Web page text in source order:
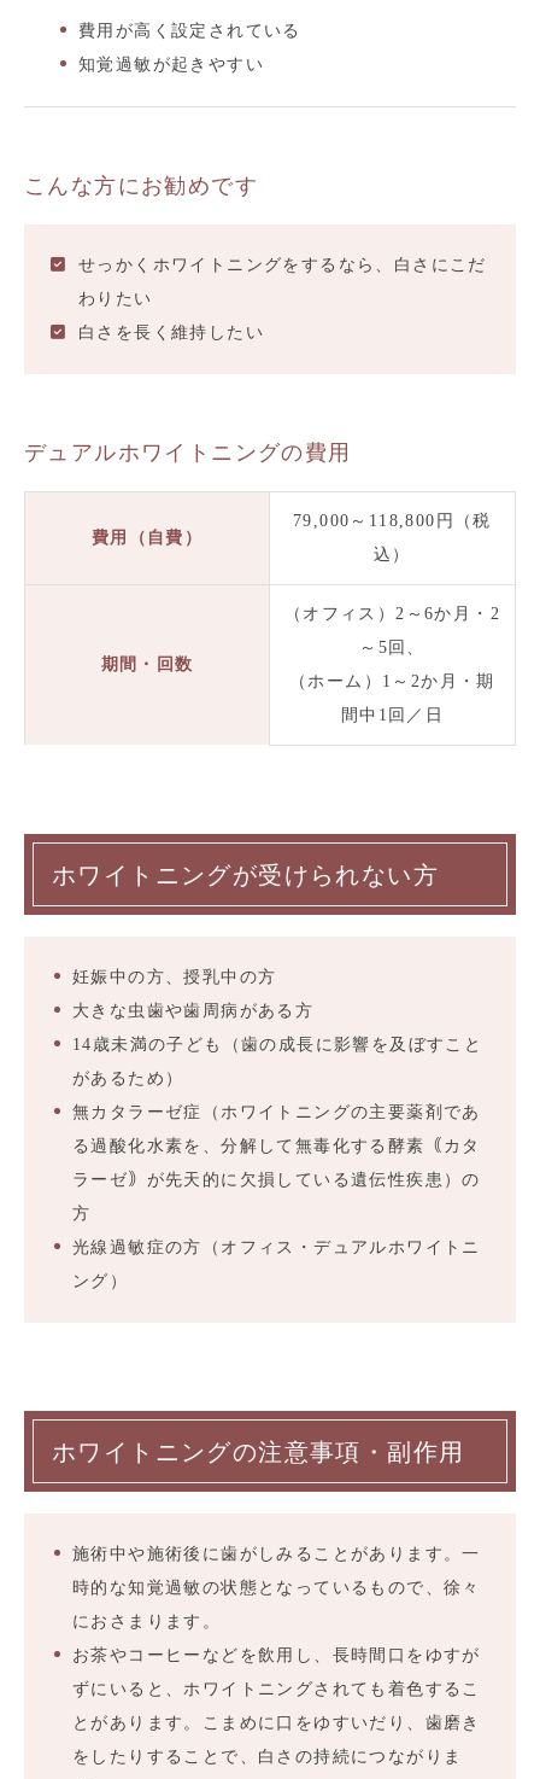
費用が高く設定されている
知覚過敏が起きやすい
こんな方にお勧めです
せっかくホワイトニングをするなら、白さにこだ
わりたい
白さを長く維持したい
デュアルホワイトニングの費用
費用（自費）
79,000～118,800円（税
込）
期間・回数
（オフィス）2～6か月・2
～5回、
（ホーム）1～2か月・期
間中1回／日
ホワイトニングが受けられない方
妊娠中の方、授乳中の方
大きな虫歯や歯周病がある方
14歳未満の子ども（歯の成長に影響を及ぼすこと
があるため）
無カタラーゼ症（ホワイトニングの主要薬剤であ
る過酸化水素を、分解して無毒化する酵素｟カタ
ラーゼ｠が先天的に欠損している遺伝性疾患）の
方
光線過敏症の方（オフィス・デュアルホワイトニ
ング）
ホワイトニングの注意事項・副作用
施術中や施術後に歯がしみることがあります。一
時的な知覚過敏の状態となっているもので、徐々
におさまります。
お茶やコーヒーなどを飲用し、長時間口をゆすが
ずにいると、ホワイトニングされても着色するこ
とがあります。こまめに口をゆすいだり、歯磨き
をしたりすることで、白さの持続につながりま